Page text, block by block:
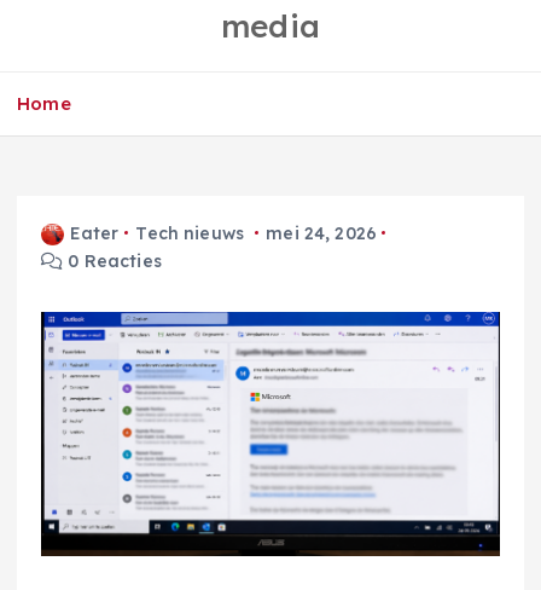
media
Home
Eater Tech nieuws
mei 24, 2026
0 Reacties